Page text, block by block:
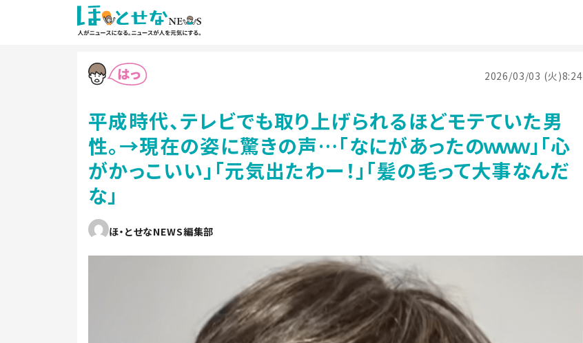
2026/03/03 (火)8:24
平成時代、テレビでも取り上げられるほどモテていた男
性。→現在の姿に驚きの声…「なにがあったのｗｗｗ」「心
がかっこいい」「元気出たわー！」「髪の毛って大事なんだ
な」
ほ・とせなNEWS編集部